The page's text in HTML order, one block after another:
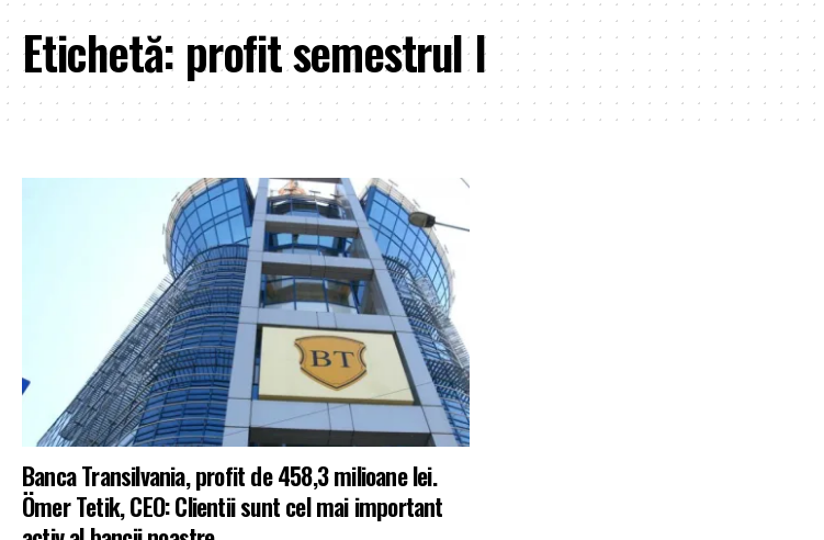
Etichetă: profit semestrul I
Banca Transilvania, profit de 458,3 milioane lei.
Ömer Tetik, CEO: Clientii sunt cel mai important